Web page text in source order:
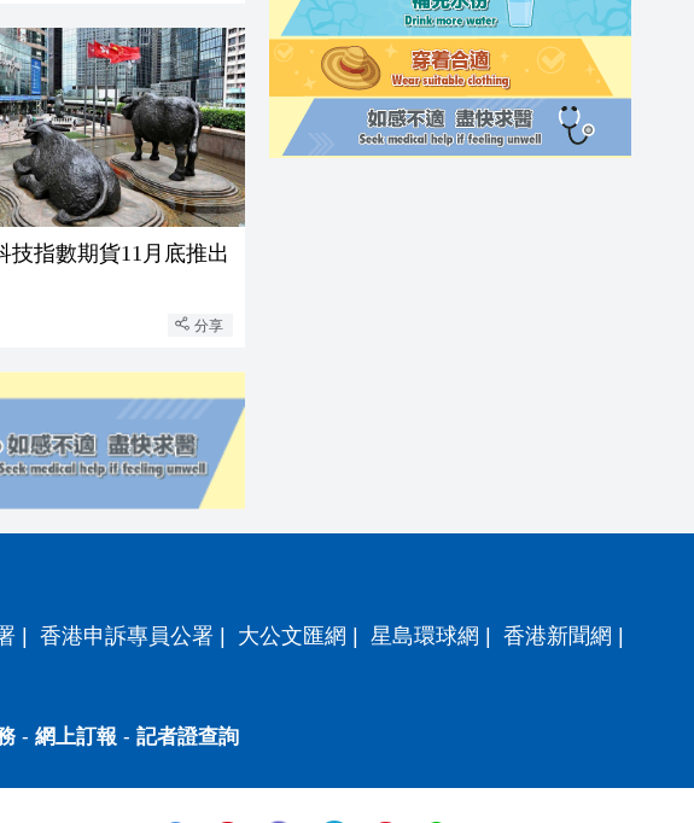
技指數期貨11月底推出
分享
香港申訴專員公署 大公文匯網 星島環球網 香港新聞網
- 網上訂報 - 記者證查詢